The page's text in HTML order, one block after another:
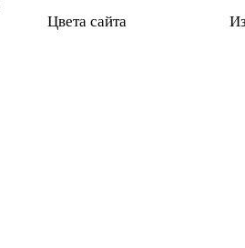
Цвета сайта